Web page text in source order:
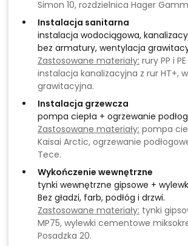
Simon 10, rozdzielnica Hager
Instalacja sanitarna
instalacja wodociągowa,
bez armatury, wentylacja
Zastosowane materiały: rury PP i
instalacja kanalizacyjna z rur HT+,
grawitacyjna.
Instalacja grzewcza
pompa ciepła + ogrzewanie
Zastosowane materiały: pompa
Kaisai Arctic, ogrzewanie
Tece.
Wykończenie wewnętrzne
tynki wewnętrzne gipsowe +
Bez gładzi, farb, podłóg i drzwi.
Zastosowane materiały: tynki
MP75, wylewki cementowe
Posadzka 20.